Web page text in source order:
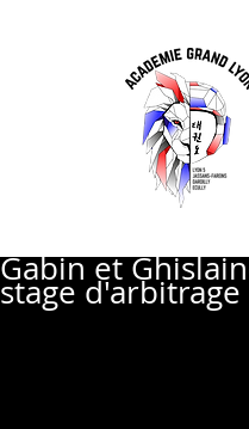
Gabin et
stage d'arbitrage